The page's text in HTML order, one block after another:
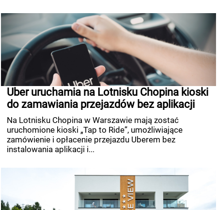
Uber uruchamia na Lotnisku Chopina kioski
do zamawiania przejazdów bez aplikacji
Na Lotnisku Chopina w Warszawie mają zostać
uruchomione kioski „Tap to Ride”, umożliwiające
zamówienie i opłacenie przejazdu Uberem bez
instalowania aplikacji i...